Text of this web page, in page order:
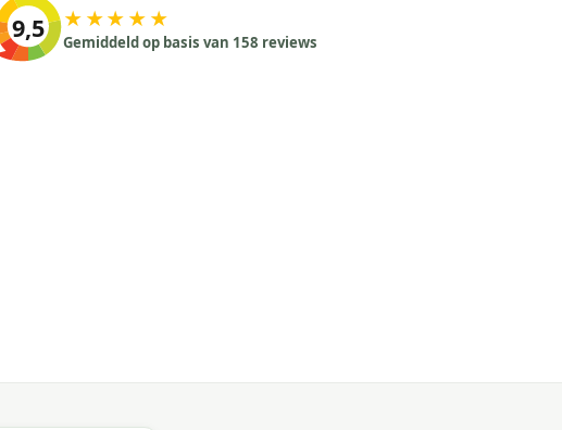
9,5 ★★★★★
Gemiddeld op basis van 158 reviews